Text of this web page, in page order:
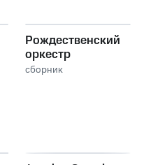
Рождественский
оркестр
сборник